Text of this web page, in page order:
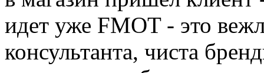
идет уже FMOT - это
консультанта, чиста